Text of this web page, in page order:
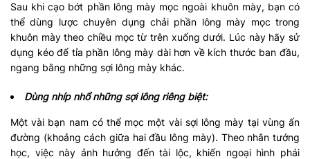
Sau khi cạo bớt phần lông mày mọc ngoài khuôn mày, bạn có
thể dùng lược chuyên dụng chải phần lông mày mọc trong
khuôn mày theo chiều mọc từ trên xuống dưới. Lúc này hãy sử
dụng kéo để tỉa phần lông mày dài hơn về kích thước ban đầu,
ngang bằng những sợi lông mày khác.
Dùng nhíp nhổ những sợi lông riêng biệt:
Một vài bạn nam có thể mọc một vài sợi lông mày tại vùng ấn
đường (khoảng cách giữa hai đầu lông mày). Theo nhân tướng
học, việc này ảnh hưởng đến tài lộc, khiến ngoại hình phái